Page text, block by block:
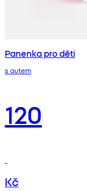
Panenka pro děti
s autem
120
Kč